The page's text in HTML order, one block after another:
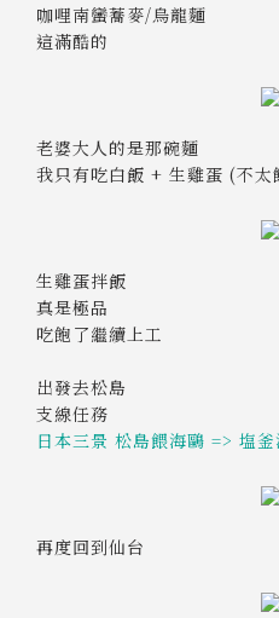
咖哩南蠻蕎麥/烏龍麵
這滿酷的
老婆大人的是那碗麵
我只有吃白飯 + 生雞蛋 (不太
生雞蛋拌飯
真是極品
吃飽了繼續上工
出發去松島
支線任務
日本三景 松島餵海鷗 => 塩
再度回到仙台